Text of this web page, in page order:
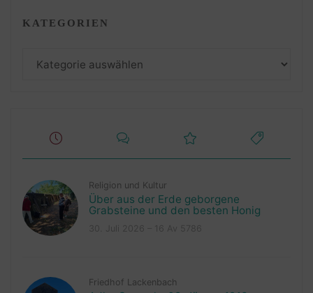
KATEGORIEN
Religion und Kultur
Über aus der Erde geborgene
Grabsteine und den besten Honig
Friedhof Lackenbach